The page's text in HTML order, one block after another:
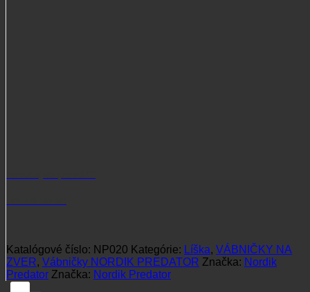
Katalógové číslo: NP020 Kategórie: Líška, VÁBNIČKY NA
ZVER, Vábničky NORDIK PREDATOR Značka: Nordik
Predator Značka: Nordik Predator